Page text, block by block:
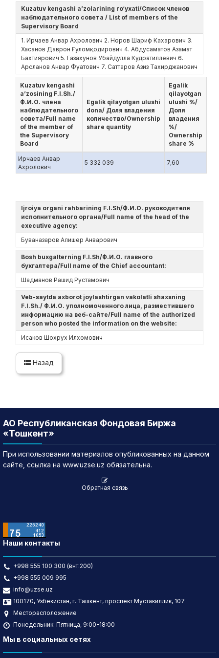
Kuzatuv kengashi a’zolarining ro‘yxati/Список членов
наблюдательного совета / List of members of the
Supervisory Board
1. Ирчаев Анвар Ахролович 2. Норов Шариф Кахарович 3.
Хасанов Даврон Ғуломқодирович 4. Абдусаматов Азамат
Бахтиярович 5. Газахунов Убайдулла Кудратиллевич 6.
Арсланов Анвар Фуатович 7. Саттаров Азиз Тахирджанович
Kuzatuv kengashi
a’zosining F.I.Sh./
Ф.И.О. члена
наблюдательного
совета/Full name
of the member of
the Supervisory
Board
Egalik qilayotgan ulushi
dona/ Доля владения
количество/Ownership
share quantity
Egalik
qilayotgan
ulushi %/
Доля
владения
%/
Ownership
share %
Ирчаев Анвар
Ахролович
5 332 039 7,60
Ijroiya organi rahbarining F.I.Sh/Ф.И.О. руководителя
исполнительного органа/Full name of the head of the
executive agency:
Буваназаров Алишер Анварович
Bosh buxgalterning F.I.Sh/Ф.И.О. главного
бухгалтера/Full name of the Chief accountant:
Шадманов Рашид Рустамович
Veb-saytda axborot joylashtirgan vakolatli shaxsning
F.I.Sh./ Ф.И.О. уполномоченного лица, разместившего
информацию на веб-сайте/Full name of the authorized
person who posted the information on the website:
Исаков Шохрух Илхомович
Назад
АО Республиканская Фондовая Биржа
«Тошкент»
При использовании материалов опубликованных на данном
сайте, ссылка на www.uzse.uz обязательна.
Обратная связь
Наши контакты
+998 555 100 300 (внт:200)
+998 555 009 995
info@uzse.uz
100170, Узбекистан, г. Ташкент, проспект Мустакиллик, 107
Месторасположение
Понедельник-Пятница, 9:00-18:00
Мы в социальных сетях